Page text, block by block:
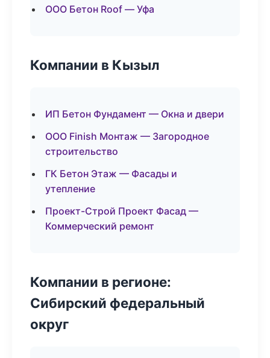
ООО Бетон Roof — Уфа
Компании в Кызыл
ИП Бетон Фундамент — Окна и двери
ООО Finish Монтаж — Загородное
строительство
ГК Бетон Этаж — Фасады и
утепление
Проект-Строй Проект Фасад —
Коммерческий ремонт
Компании в регионе:
Сибирский федеральный
округ